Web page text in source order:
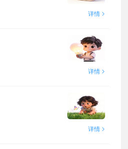
详情 >
详情 >
详情 >